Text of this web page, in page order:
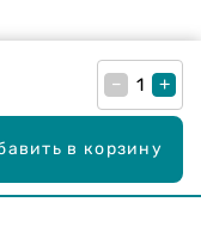
– +
в корзину